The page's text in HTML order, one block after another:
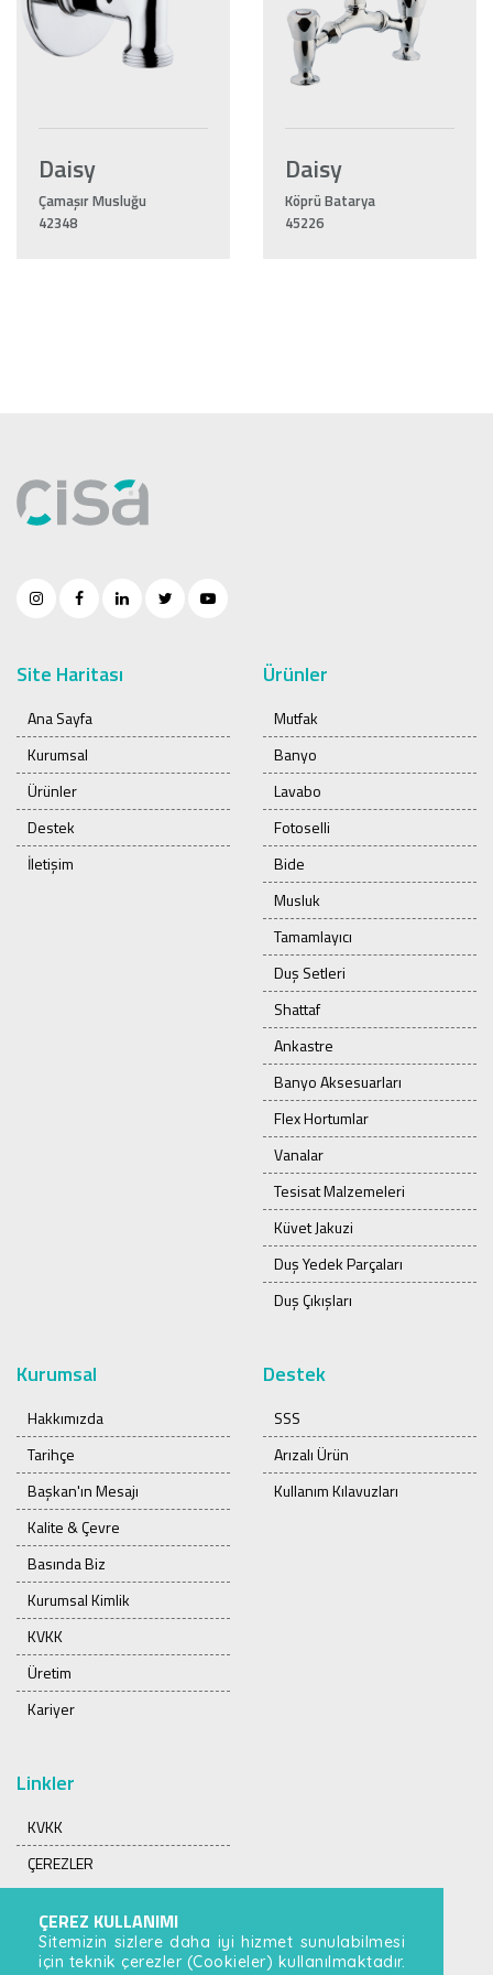
Daisy
Çamaşır Musluğu
42348
Daisy
Köprü Batarya
45226
Site Haritası
Ana Sayfa
Kurumsal
Ürünler
Destek
İletişim
Ürünler
Mutfak
Banyo
Lavabo
Fotoselli
Bide
Musluk
Tamamlayıcı
Duş Setleri
Shattaf
Ankastre
Banyo Aksesuarları
Flex Hortumlar
Vanalar
Tesisat Malzemeleri
Küvet Jakuzi
Duş Yedek Parçaları
Duş Çıkışları
Kurumsal
Hakkımızda
Tarihçe
Başkan'ın Mesajı
Kalite & Çevre
Basında Biz
Kurumsal Kimlik
KVKK
Üretim
Kariyer
Destek
SSS
Arızalı Ürün
Kullanım Kılavuzları
Linkler
KVKK
ÇEREZLER
ÇEREZ KULLANIMI
Sitemizin sizlere daha iyi hizmet sunulabilmesi
için teknik çerezler (Cookieler) kullanılmaktadır.